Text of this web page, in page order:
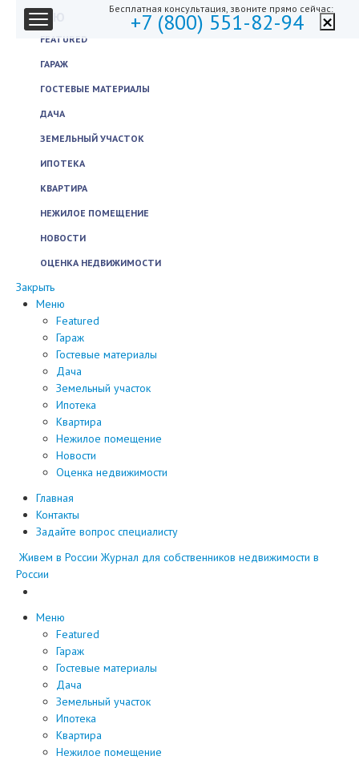
×
МЕНЮ
FEATURED
ГАРАЖ
ГОСТЕВЫЕ МАТЕРИАЛЫ
ДАЧА
ЗЕМЕЛЬНЫЙ УЧАСТОК
ИПОТЕКА
КВАРТИРА
НЕЖИЛОЕ ПОМЕЩЕНИЕ
НОВОСТИ
ОЦЕНКА НЕДВИЖИМОСТИ
Бесплатная консультация, звоните прямо сейчас:
+7 (800) 551-82-94
Закрыть
Меню
Featured
Гараж
Гостевые материалы
Дача
Земельный участок
Ипотека
Квартира
Нежилое помещение
Новости
Оценка недвижимости
Главная
Контакты
Задайте вопрос специалисту
Живем в России Журнал для собственников недвижимости в
России
Меню
Featured
Гараж
Гостевые материалы
Дача
Земельный участок
Ипотека
Квартира
Нежилое помещение